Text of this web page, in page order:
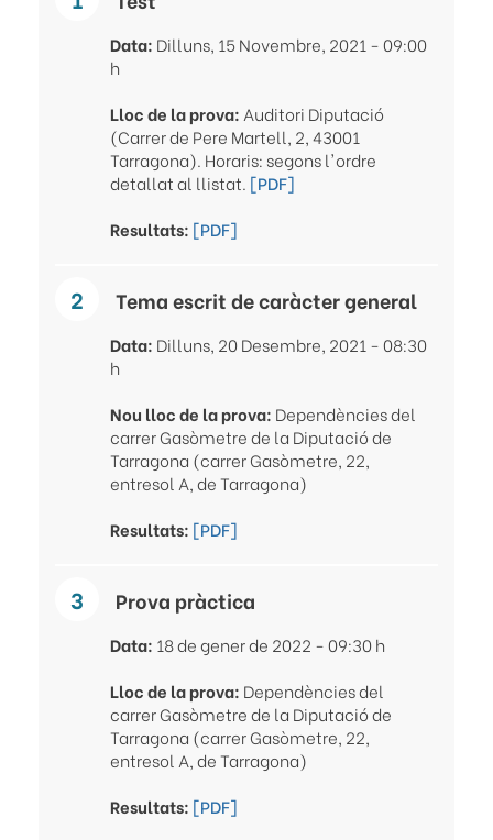
Data: Dilluns, 15 Novembre, 2021 - 09:00
h
Lloc de la prova: Auditori Diputació
(Carrer de Pere Martell, 2, 43001
Tarragona). Horaris: segons l'ordre
detallat al llistat. [PDF]
Resultats: [PDF]
Tema escrit de caràcter general
Data: Dilluns, 20 Desembre, 2021 - 08:30
h
Nou lloc de la prova: Dependències del
carrer Gasòmetre de la Diputació de
Tarragona (carrer Gasòmetre, 22,
entresol A, de Tarragona)
Resultats: [PDF]
Prova pràctica
Data: 18 de gener de 2022 - 09:30 h
Lloc de la prova: Dependències del
carrer Gasòmetre de la Diputació de
Tarragona (carrer Gasòmetre, 22,
entresol A, de Tarragona)
Resultats: [PDF]